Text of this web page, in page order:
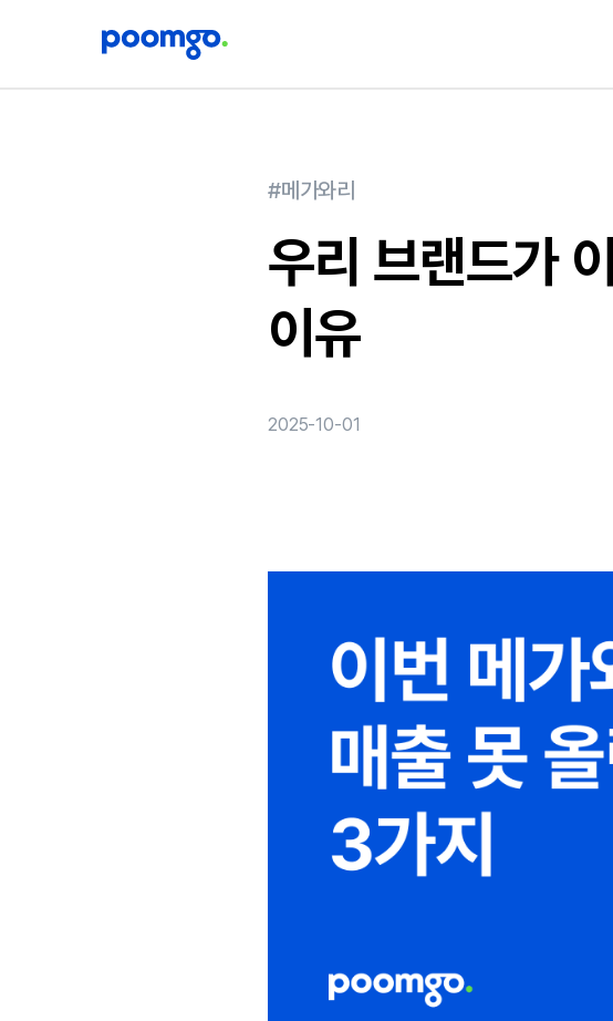
#메가와리
우리 브랜드가
이유
2025-10-01